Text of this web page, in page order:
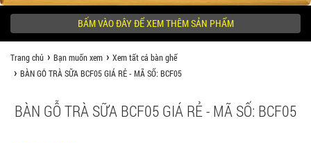
KHÁCH HÀNG NÊN BIẾT
BẤM VÀO ĐÂY ĐỂ XEM THÊM SẢN PHẨM
Trang chủ Bạn muốn xem
Xem tất cả bàn ghế
BÀN GỖ TRÀ SỮA BCF05 GIÁ RẺ - MÃ SỐ: BCF05
BÀN GỖ TRÀ SỮA BCF05 GIÁ RẺ - MÃ SỐ: BCF05